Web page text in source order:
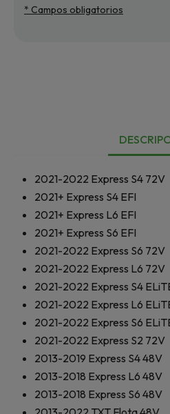
* Campos obligatorios
2021-2022 Express S4 72V
2021+ Express S4 EFI
2021+ Express L6 EFI
2021+ Express S6 EFI
2021-2022 Express S6 72V
2021-2022 Express L6 72V
2021-2022 Express S4
2021-2022 Express L6
2021-2022 Express S6
2021-2022 Express S2 72V
2013-2019 Express S4 48V
2013-2018 Express L6 48V
2013-2018 Express S6 48V